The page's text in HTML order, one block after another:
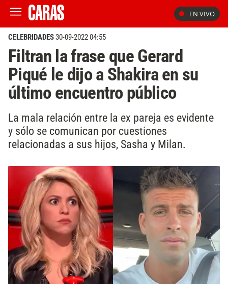
EN VIVO
CELEBRIDADES30-09-2022 04:55
Filtran la frase que Gerard
Piqué le dijo a Shakira en su
último encuentro público
La mala relación entre la ex pareja es evidente
y sólo se comunican por cuestiones
relacionadas a sus hijos, Sasha y Milan.